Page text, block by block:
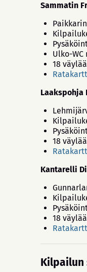
Sammatin
Ulko-
18
Laakspohja
18
Kantarelli
18
Kilpailun